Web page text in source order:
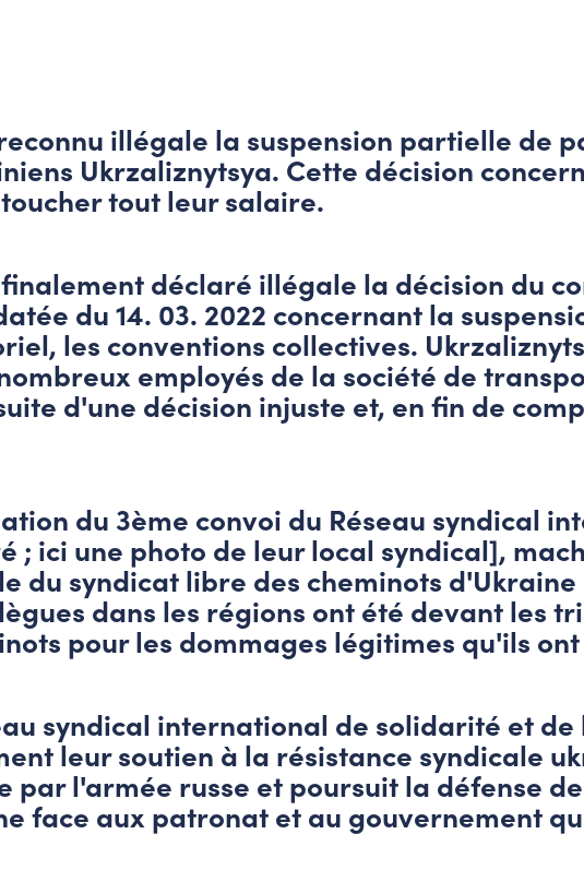
illégale la suspension partielle de
Ukrzaliznytsya. Cette décision
tout leur salaire.
déclaré illégale la décision du
du 14. 03. 2022 concernant la
les conventions collectives.
employés de la société de
d'une décision injuste et, en fin de
du 3ème convoi du Réseau syndical
ici une photo de leur local syndical],
du syndicat libre des cheminots
dans les régions ont été devant les
pour les dommages légitimes qu'ils
syndical international de solidarité et de
leur soutien à la résistance syndicale
l'armée russe et poursuit la défense
face aux patronat et au gouvernement